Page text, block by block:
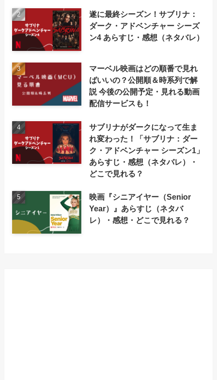
遂に最終シーズン！サブリナ：
ダーク・アドベンチャー シーズ
ン4 あらすじ・感想（ネタバレ）
マーベル映画はどの順番で見れ
ばいいの？公開順＆時系列で解
説 今後の公開予定・見れる動画
配信サービスも！
サブリナがダークになって生ま
れ変わった！「サブリナ：ダー
ク・アドベンチャー シーズン1」
あらすじ・感想（ネタバレ）・
どこで見れる？
映画『シニアイヤー（Senior
Year）』あらすじ（ネタバ
レ）・感想・どこで見れる？